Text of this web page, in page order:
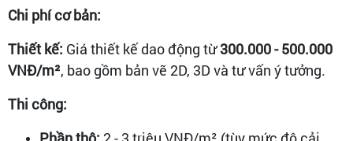
Chi phí cơ bản:
Thiết kế: Giá thiết kế dao động từ300.000 - 500.000
VNĐ/m², bao gồm bản vẽ 2D, 3D và tư vấn ý tưởng.
Thi công: